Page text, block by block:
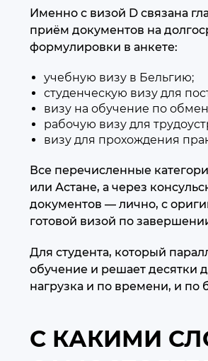
Именно с визой D связана
приём документов на
формулировки в анкете:
учебную визу в Бельгию;
студенческую визу для
визу на обучение по
рабочую визу для
визу для прохождения
Все перечисленные
или Астане, а через
документов — лично, с
готовой визой по
Для студента, который
обучение и решает десятки
нагрузка и по времени, и по
С КАКИМИ